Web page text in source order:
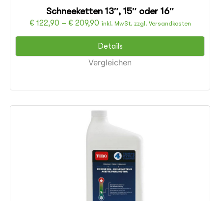
Schneeketten 13″, 15″ oder 16″
€ 122,90 – € 209,90 inkl. MwSt. zzgl. Versandkosten
Details
Vergleichen